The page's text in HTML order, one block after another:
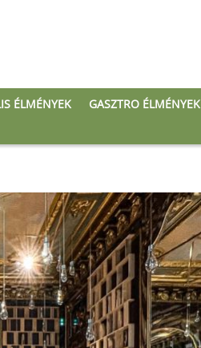
ÉLMÉNYEK GASZTRO ÉLMÉNYEK